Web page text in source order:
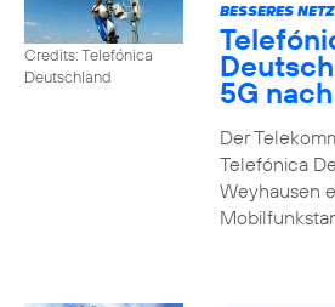
Credits: Telefónica
Deutschland
BESSERES
5G
Der
Telefónica
Weyhausen